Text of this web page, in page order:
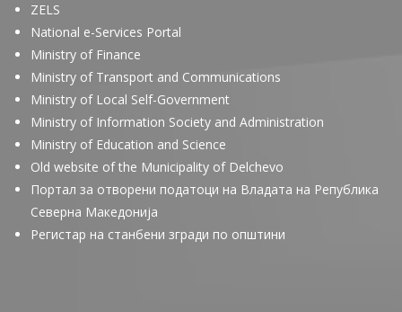
ZELS
National e-Services Portal
Ministry of Finance
Ministry of Transport and Communications
Ministry of Local Self-Government
Ministry of Information Society and Administration
Ministry of Education and Science
Old website of the Municipality of Delchevo
Портал за отворени податоци на Владата на Република
Северна Македонија
Регистар на станбени згради по општини